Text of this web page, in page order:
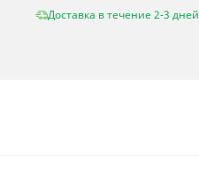
Доставка в течение 2-3 дней